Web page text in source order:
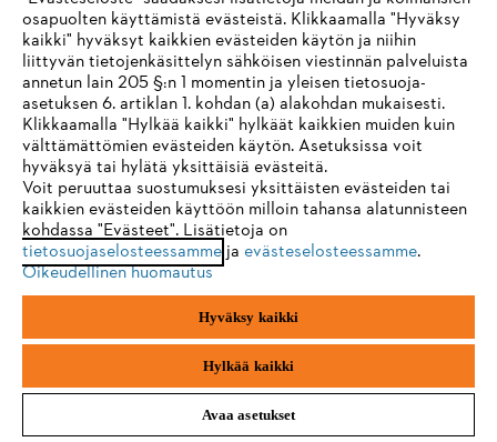
HENKILÖNSUOJAIMET
Pysy ajan tasalla – tilaa STIHL uutiskirje
SÄHKÖPOSTIOSOITE
IHR BROWSER WIRD NICHT
UNTERSTÜTZT
Sie nutzen einen Browser, den wir noch nicht unterstützen. Für
eine optimale Nutzung unserer Seite empfehlen wir Ihnen, zu
einem der folgenden Browser zu wechseln:
Firefox Chrome
osapuolten käyttämistä evästeistä. Klikkaamalla "Hyväksy
kaikki" hyväksyt kaikkien evästeiden käytön ja niihin
liittyvän tietojenkäsittelyn sähköisen viestinnän palveluista
annetun lain 205 §:n 1 momentin ja yleisen tietosuoja-
asetuksen 6. artiklan 1. kohdan (a) alakohdan mukaisesti.
Klikkaamalla "Hylkää kaikki" hylkäät kaikkien muiden kuin
välttämättömien evästeiden käytön. Asetuksissa voit
hyväksyä tai hylätä yksittäisiä evästeitä.
Voit peruuttaa suostumuksesi yksittäisten evästeiden tai
kaikkien evästeiden käyttöön milloin tahansa alatunnisteen
kohdassa "Evästeet". Lisätietoja on
tietosuojaselosteessammeja evästeselosteessamme.
Oikeudellinen huomautus
Hyväksy kaikki
Hylkää kaikki
Avaa asetukset